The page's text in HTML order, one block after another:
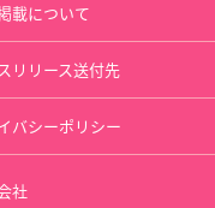
載について
リリース送付先
バシーポリシー
社